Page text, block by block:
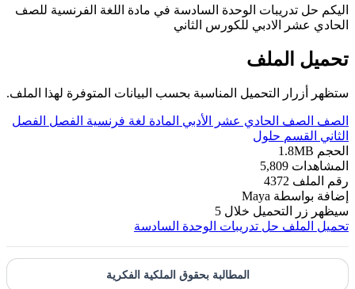
اليكم حل تدريبات الوحدة السادسة في مادة اللغة الفرنسية للصف
الحادي عشر الادبي للكورس الثاني
تحميل الملف
ستظهر أزرار التحميل المناسبة بحسب البيانات المتوفرة لهذا الملف.
الصف الصف الحادي عشر الأدبي المادة لغة فرنسية الفصل
الفصل
الثاني
القسم حلول
الحجم 1.8MB
المشاهدات 5,809
رقم الملف 4372
إضافة بواسطة Maya
سيظهر زر التحميل خلال 5
تحميل الملف حل تدريبات الوحدة السادسة
المطالبة بحقوق الملكية الفكرية